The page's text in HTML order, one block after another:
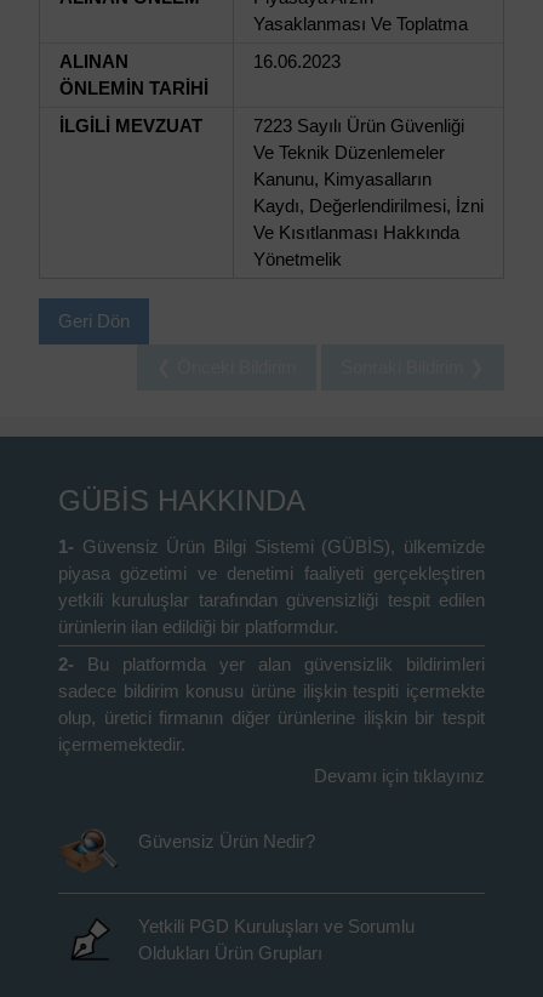
Yasaklanması Ve Toplatma
ALINAN
ÖNLEMİN TARİHİ
16.06.2023
İLGİLİ MEVZUAT
7223 Sayılı Ürün Güvenliği
Ve Teknik Düzenlemeler
Kanunu, Kimyasalların
Kaydı, Değerlendirilmesi, İzni
Ve Kısıtlanması Hakkında
Yönetmelik
Geri Dön
GÜBİS HAKKINDA
1- Güvensiz Ürün Bilgi Sistemi (GÜBİS), ülkemizde
piyasa gözetimi ve denetimi faaliyeti gerçekleştiren
yetkili kuruluşlar tarafından güvensizliği tespit edilen
ürünlerin ilan edildiği bir platformdur.
2-
Bu platformda yer alan güvensizlik bildirimleri
sadece bildirim konusu ürüne ilişkin tespiti içermekte
olup, üretici firmanın diğer ürünlerine ilişkin bir tespit
içermemektedir.
Devamı için tıklayınız
Güvensiz Ürün Nedir?
Yetkili PGD Kuruluşları ve Sorumlu
Oldukları Ürün Grupları